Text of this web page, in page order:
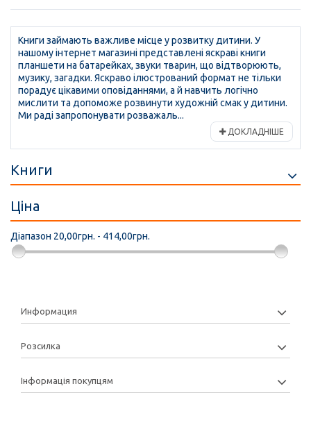
Книги займають важливе місце у розвитку дитини. У
нашому інтернет магазині представлені яскраві книги
планшети на батарейках, звуки тварин, що відтворюють,
музику, загадки. Яскраво ілюстрований формат не тільки
порадує цікавими оповіданнями, а й навчить логічно
мислити та допоможе розвинути художній смак у дитини.
Ми раді запропонувати розважаль...
ДОКЛАДНІШЕ
Книги
Ціна
Діапазон 20,00грн. - 414,00грн.
Информация
Розсилка
Інформація покупцям